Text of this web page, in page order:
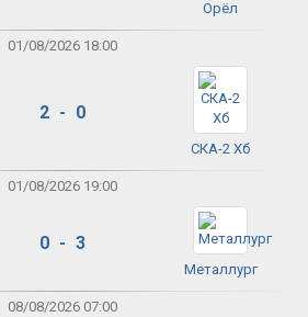
Орёл
01/08/2026 18:00
2 - 0
СКА-2 Хб
01/08/2026 19:00
0 - 3
Металлург
08/08/2026 07:00